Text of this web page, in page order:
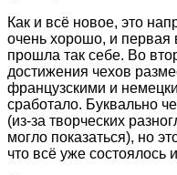
Как и всё новое, это
очень хорошо, и первая
прошла так себе. Во
достижения чехов
французскими и
сработало. Буквально
(из-за творческих
могло показаться), но
что всё уже состоялось